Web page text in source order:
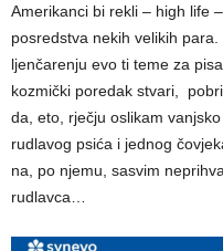
Amerikanci bi rekli – high life
posredstva nekih velikih
ljenčarenju evo ti teme za
kozmički poredak stvari,
da, eto, rječju oslikam
rudlavog psića i jednog
na, po njemu, sasvim
rudlavca…